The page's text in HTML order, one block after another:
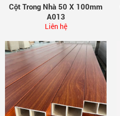
Cột Trong Nhà 50 X 100mm
A013
Liên hệ